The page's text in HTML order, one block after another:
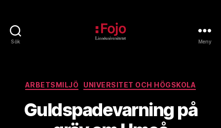
Sök Meny
Kategorier
ARBETSMILJÖ UNIVERSITET OCH HÖGSKOLA
Guldspadevarning på